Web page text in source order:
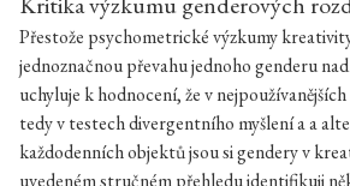
Přestože psychometrické výzkumy
jednoznačnou převahu jednoho genderu
uchyluje k hodnocení, že v
tedy v testech divergentního myšlení a a
každodenních objektů jsou si gendery v